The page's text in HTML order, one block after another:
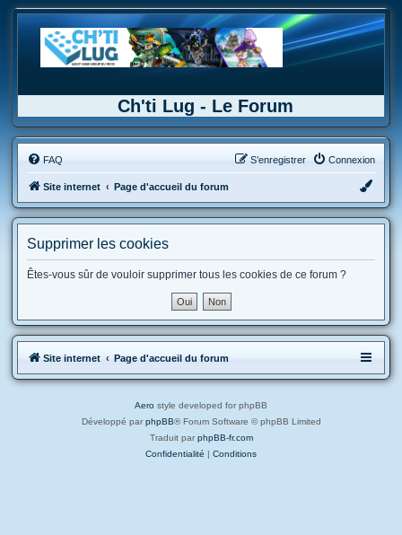
Ch'ti Lug - Le Forum
FAQ Connexion
S’enregistrer
Site internet Page d'accueil du forum
Supprimer les cookies
Êtes-vous sûr de vouloir supprimer tous les cookies de ce forum ?
Site internet Page d'accueil du forum
Aero style developed for phpBB
Développé par phpBB® Forum Software © phpBB Limited
Traduit par phpBB-fr.com
Confidentialité | Conditions